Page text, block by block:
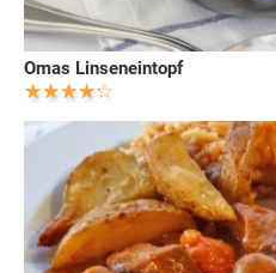
Omas Linseneintopf